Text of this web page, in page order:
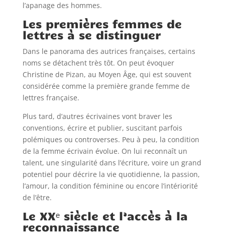
l’apanage des hommes.
Les premières femmes de
lettres à se distinguer
Dans le panorama des autrices françaises, certains
noms se détachent très tôt. On peut évoquer
Christine de Pizan, au Moyen Âge, qui est souvent
considérée comme la première grande femme de
lettres française.
Plus tard, d’autres écrivaines vont braver les
conventions, écrire et publier, suscitant parfois
polémiques ou controverses. Peu à peu, la condition
de la femme écrivain évolue. On lui reconnaît un
talent, une singularité dans l’écriture, voire un grand
potentiel pour décrire la vie quotidienne, la passion,
l’amour, la condition féminine ou encore l’intériorité
de l’être.
Le XXᵉ siècle et l’accès à la
reconnaissance